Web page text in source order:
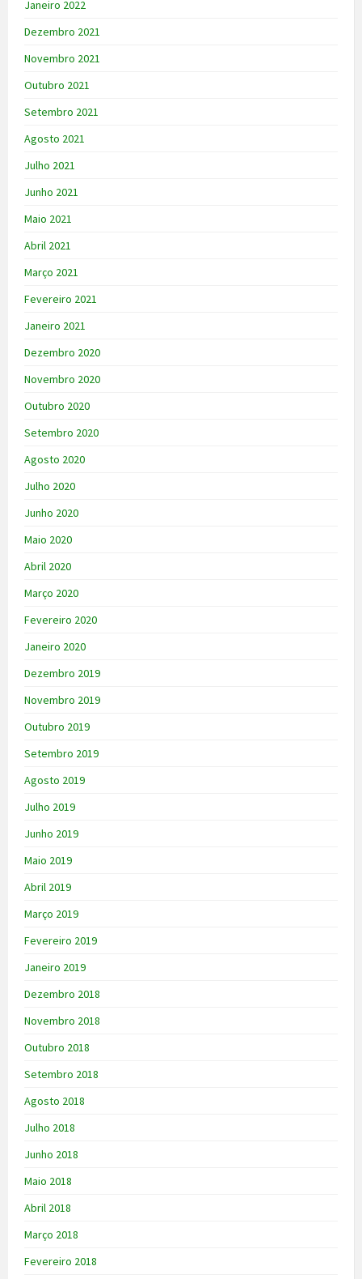
Janeiro 2022
Dezembro 2021
Novembro 2021
Outubro 2021
Setembro 2021
Agosto 2021
Julho 2021
Junho 2021
Maio 2021
Abril 2021
Março 2021
Fevereiro 2021
Janeiro 2021
Dezembro 2020
Novembro 2020
Outubro 2020
Setembro 2020
Agosto 2020
Julho 2020
Junho 2020
Maio 2020
Abril 2020
Março 2020
Fevereiro 2020
Janeiro 2020
Dezembro 2019
Novembro 2019
Outubro 2019
Setembro 2019
Agosto 2019
Julho 2019
Junho 2019
Maio 2019
Abril 2019
Março 2019
Fevereiro 2019
Janeiro 2019
Dezembro 2018
Novembro 2018
Outubro 2018
Setembro 2018
Agosto 2018
Julho 2018
Junho 2018
Maio 2018
Abril 2018
Março 2018
Fevereiro 2018